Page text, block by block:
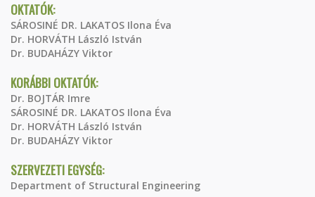
OKTATÓK:
SÁROSINÉ DR. LAKATOS Ilona Éva
Dr. HORVÁTH László István
Dr. BUDAHÁZY Viktor
KORÁBBI OKTATÓK:
Dr. BOJTÁR Imre
SÁROSINÉ DR. LAKATOS Ilona Éva
Dr. HORVÁTH László István
Dr. BUDAHÁZY Viktor
SZERVEZETI EGYSÉG:
Department of Structural Engineering